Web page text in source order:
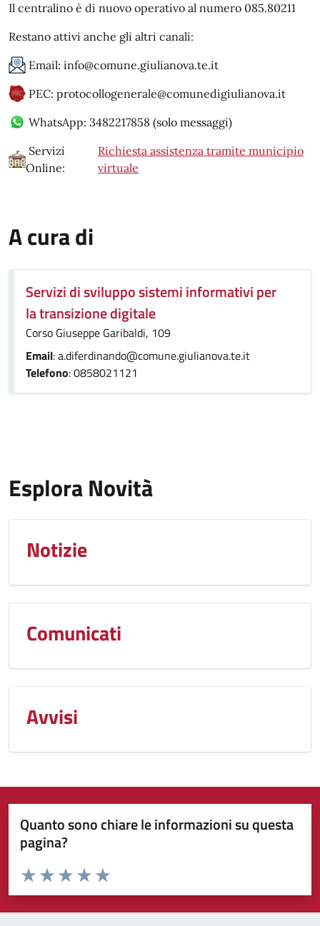
Il centralino è di nuovo operativo al numero 085.80211
Restano attivi anche gli altri canali:
Email: info@comune.giulianova.te.it
PEC: protocollogenerale@comunedigiulianova.it
WhatsApp: 3482217858 (solo messaggi)
Servizi
Online:
Richiesta assistenza tramite municipio
virtuale
A cura di
Servizi di sviluppo sistemi informativi per
la transizione digitale
Corso Giuseppe Garibaldi, 109
Email: a.diferdinando@comune.giulianova.te.it
Telefono: 0858021121
Esplora Novità
Notizie
Comunicati
Avvisi
Quanto sono chiare le informazioni su questa
pagina?
Valuta da 1 a 5 stelle la pagina
Valuta 5 stelle su 5
Valuta 4 stelle su 5
Valuta 3 stelle su 5
Valuta 2 stelle su 5
Valuta 1 stelle su 5